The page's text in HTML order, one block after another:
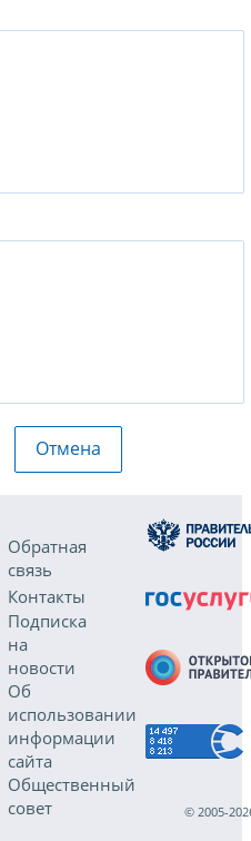
Отмена
Обратная
связь
Контакты
Подписка
на
новости
Об
использовании
информации
сайта
Общественный
совет
© 2005-